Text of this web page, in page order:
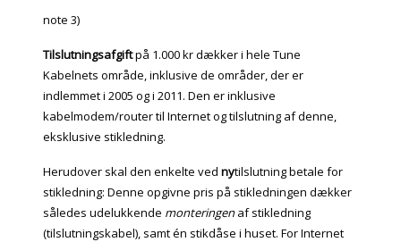
note 3)
Tilslutningsafgiftpå 1.000 kr dækker i hele Tune
Kabelnets område, inklusive de områder, der er
indlemmet i 2005 og i 2011. Den er inklusive
kabelmodem/router til Internet og tilslutning af denne,
eksklusive stikledning.
Herudover skal den enkelte ved nytilslutning betale for
stikledning: Denne opgivne pris på stikledningen dækker
således udelukkende monteringenaf stikledning
(tilslutningskabel), samt én stikdåse i huset. For Internet